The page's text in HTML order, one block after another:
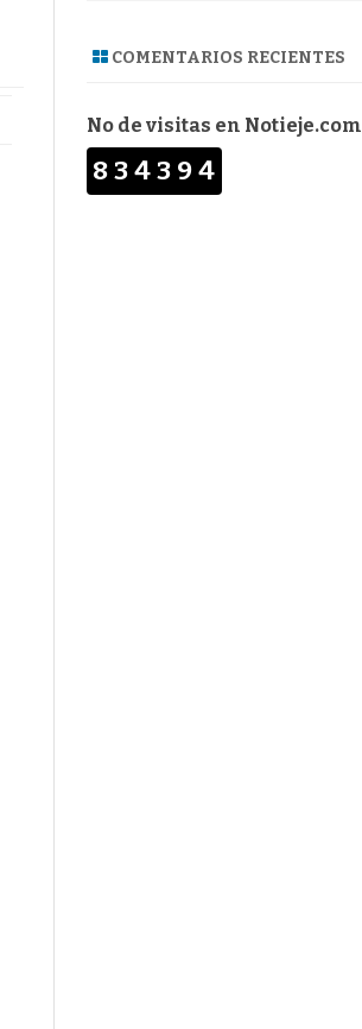
COMENTARIOS RECIENTES
No de visitas en Notieje.com
834394